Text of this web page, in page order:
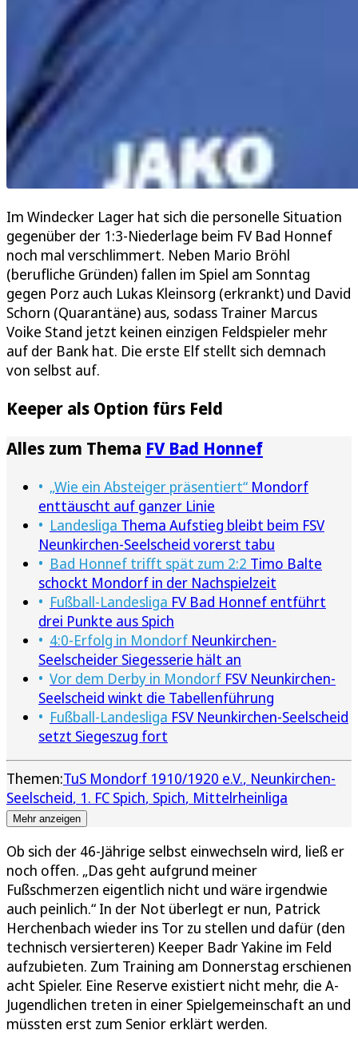
Im Windecker Lager hat sich die personelle Situation
gegenüber der 1:3-Niederlage beim FV Bad Honnef
noch mal verschlimmert. Neben Mario Bröhl
(berufliche Gründen) fallen im Spiel am Sonntag
gegen Porz auch Lukas Kleinsorg (erkrankt) und David
Schorn (Quarantäne) aus, sodass Trainer Marcus
Voike Stand jetzt keinen einzigen Feldspieler mehr
auf der Bank hat. Die erste Elf stellt sich demnach
von selbst auf.
Keeper als Option fürs Feld
Alles zum Thema FV Bad Honnef
„Wie ein Absteiger präsentiert“ Mondorf
enttäuscht auf ganzer Linie
Landesliga Thema Aufstieg bleibt beim FSV
Neunkirchen-Seelscheid vorerst tabu
Bad Honnef trifft spät zum 2:2 Timo Balte
schockt Mondorf in der Nachspielzeit
Fußball-Landesliga FV Bad Honnef entführt
drei Punkte aus Spich
4:0-Erfolg in Mondorf Neunkirchen-
Seelscheider Siegesserie hält an
Vor dem Derby in Mondorf FSV Neunkirchen-
Seelscheid winkt die Tabellenführung
Fußball-Landesliga FSV Neunkirchen-Seelscheid
setzt Siegeszug fort
Themen:TuS Mondorf 1910/1920 e.V. Neunkirchen-
Seelscheid 1. FC Spich Spich Mittelrheinliga
Mehr anzeigen
Ob sich der 46-Jährige selbst einwechseln wird, ließ er
noch offen. „Das geht aufgrund meiner
Fußschmerzen eigentlich nicht und wäre irgendwie
auch peinlich.“ In der Not überlegt er nun, Patrick
Herchenbach wieder ins Tor zu stellen und dafür (den
technisch versierteren) Keeper Badr Yakine im Feld
aufzubieten. Zum Training am Donnerstag erschienen
acht Spieler. Eine Reserve existiert nicht mehr, die A-
Jugendlichen treten in einer Spielgemeinschaft an und
müssten erst zum Senior erklärt werden.